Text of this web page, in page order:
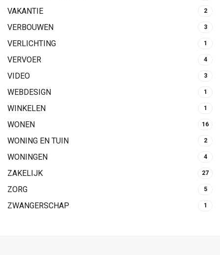
VAKANTIE 2
VERBOUWEN 3
VERLICHTING 1
VERVOER 4
VIDEO 3
WEBDESIGN 1
WINKELEN 1
WONEN 16
WONING EN TUIN 2
WONINGEN 4
ZAKELIJK 27
ZORG 5
ZWANGERSCHAP 1